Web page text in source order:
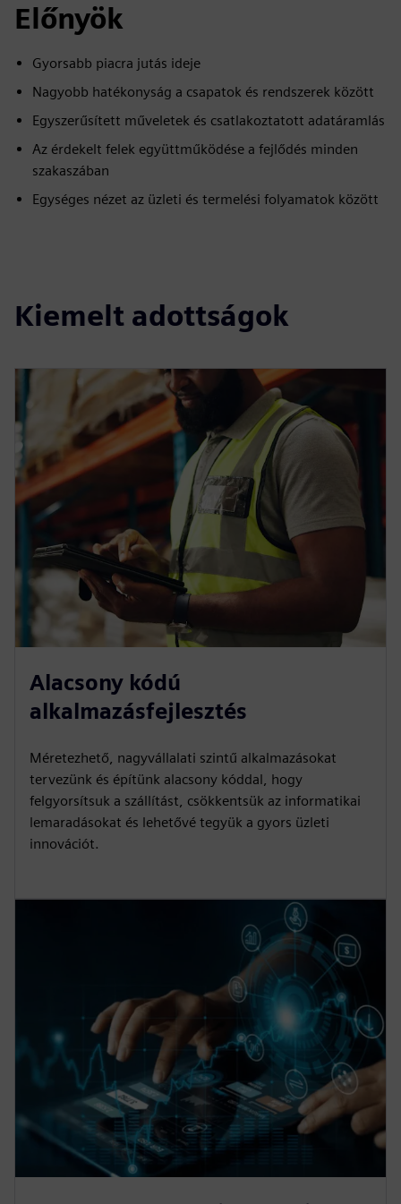
Előnyök
Gyorsabb piacra jutás ideje
Nagyobb hatékonyság a csapatok és rendszerek között
Egyszerűsített műveletek és csatlakoztatott adatáramlás
Az érdekelt felek együttműködése a fejlődés minden
szakaszában
Egységes nézet az üzleti és termelési folyamatok között
Kiemelt adottságok
Alacsony kódú
alkalmazásfejlesztés
Méretezhető, nagyvállalati szintű alkalmazásokat
tervezünk és építünk alacsony kóddal, hogy
felgyorsítsuk a szállítást, csökkentsük az informatikai
lemaradásokat és lehetővé tegyük a gyors üzleti
innovációt.